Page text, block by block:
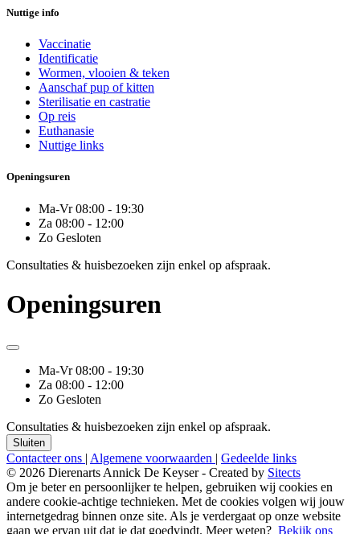
Nuttige info
Vaccinatie
Identificatie
Wormen, vlooien & teken
Aanschaf pup of kitten
Sterilisatie en castratie
Op reis
Euthanasie
Nuttige links
Openingsuren
Ma-Vr08:00 - 19:30
Za 08:00 - 12:00
Zo Gesloten
Consultaties & huisbezoeken zijn enkel op afspraak.
Openingsuren
Ma-Vr08:00 - 19:30
Za 08:00 - 12:00
Zo Gesloten
Consultaties & huisbezoeken zijn enkel op afspraak.
Sluiten
Contacteer ons Algemene voorwaarden
Gedeelde links
© 2026 Dierenarts Annick De Keyser - Created by Sitects
Om je beter en persoonlijker te helpen, gebruiken wij cookies en
andere cookie-achtige technieken. Met de cookies volgen wij jouw
internetgedrag binnen onze site. Als je verdergaat op onze website
gaan we ervan uit dat je dat goedvindt. Meer weten? Bekijk ons